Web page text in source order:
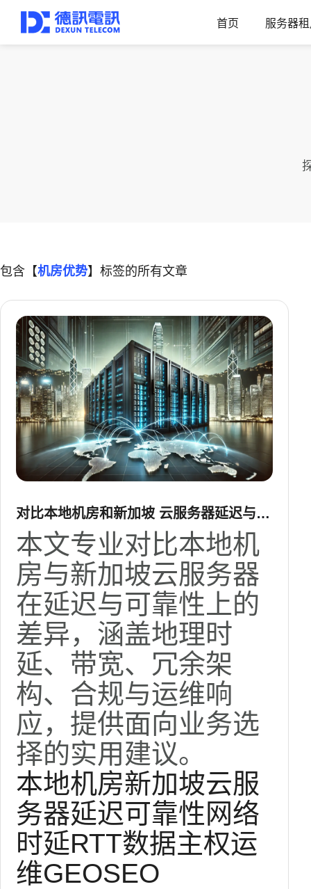
首页 服务器
包含【机房优势】标签的所有文章
对比本地机房和新加坡 云服务器延迟与可
靠性差异
本文专业对比本地机
房与新加坡云服务器
在延迟与可靠性上的
差异，涵盖地理时
延、带宽、冗余架
构、合规与运维响
应，提供面向业务选
择的实用建议。
本地机房新加坡云服
务器延迟可靠性网络
时延RTT数据主权运
维GEOSEO